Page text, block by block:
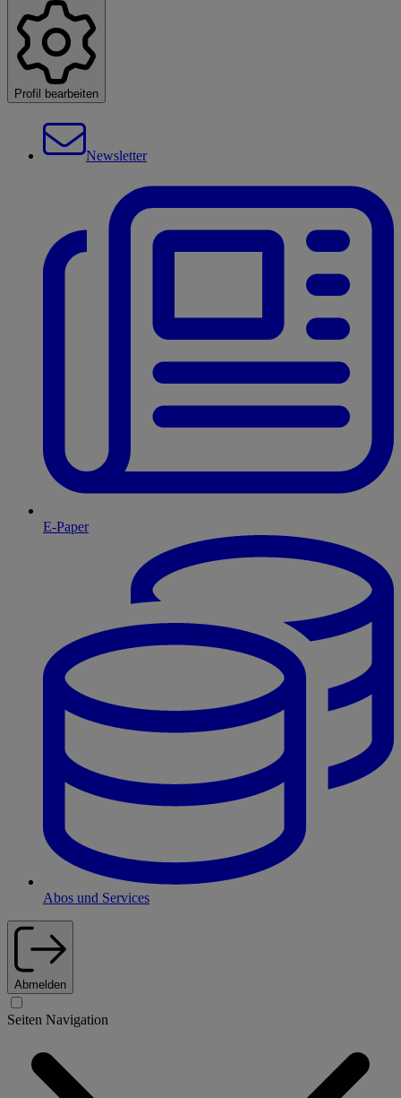
Profil bearbeiten
Newsletter
E-Paper
Abos und Services
Abmelden
Seiten Navigation